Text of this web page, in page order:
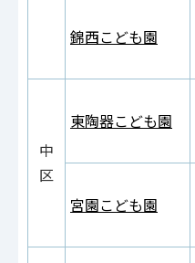
錦西こども園
中
区
東陶器こども園
宮園こども園